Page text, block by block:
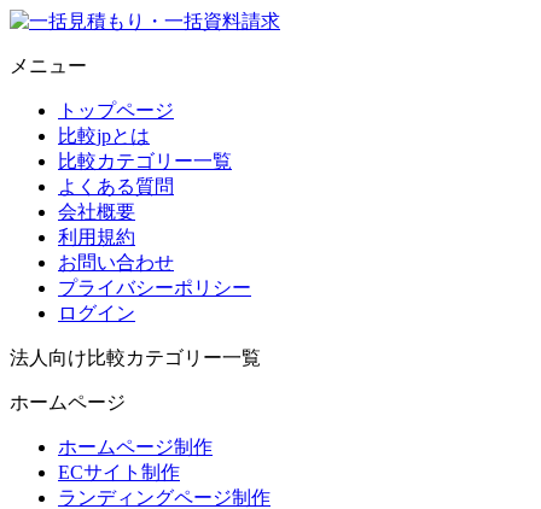
メニュー
トップページ
比較jpとは
比較カテゴリー一覧
よくある質問
会社概要
利用規約
お問い合わせ
プライバシーポリシー
ログイン
法人向け比較カテゴリー一覧
ホームページ
ホームページ制作
ECサイト制作
ランディングページ制作